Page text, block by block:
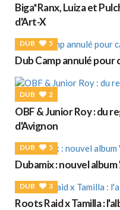
Biga*Ranx, Luiza et
d'Art-X
DUB 5
Dub Camp annulé pour
DUB 2
OBF & Junior Roy : du
d'Avignon
DUB 5
Dubamix : nouvel
DUB 3
Roots Raid x Tamilla :